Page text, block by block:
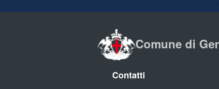
Comune di
Contatti